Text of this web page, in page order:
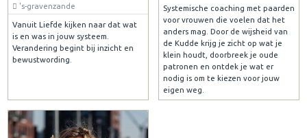
's-gravenzande
Vanuit Liefde kijken naar dat wat
is en was in jouw systeem.
Verandering begint bij inzicht en
bewustwording.
Systemische coaching met paarden
voor vrouwen die voelen dat het
anders mag. Door de wijsheid van
de Kudde krijg je zicht op wat je
klein houdt, doorbreek je oude
patronen en ontdek je wat er
nodig is om te kiezen voor jouw
eigen weg.